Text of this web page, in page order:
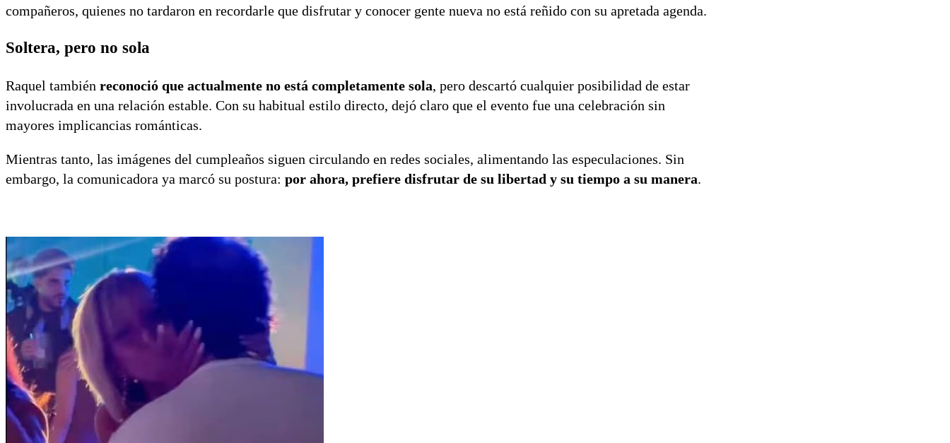
compañeros, quienes no tardaron en recordarle que disfrutar y conocer gente nueva no está reñido con su apretada agenda.
Soltera, pero no sola
Raquel también reconoció que actualmente no está completamente sola, pero descartó cualquier posibilidad de estar
involucrada en una relación estable. Con su habitual estilo directo, dejó claro que el evento fue una celebración sin
mayores implicancias románticas.
Mientras tanto, las imágenes del cumpleaños siguen circulando en redes sociales, alimentando las especulaciones. Sin
embargo, la comunicadora ya marcó su postura: por ahora, prefiere disfrutar de su libertad y su tiempo a su manera.